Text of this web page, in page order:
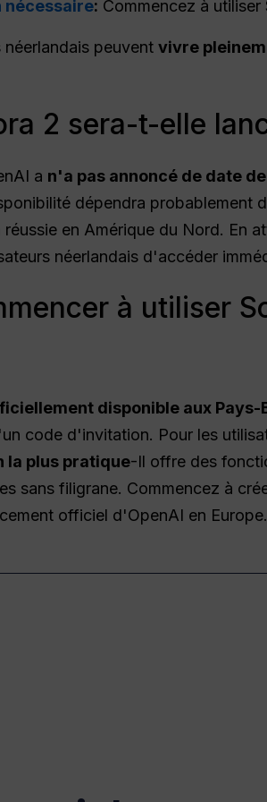
nécessaire: Commencez à
peuvent vivre
2 sera-t-elle
a n'a pas annoncé de date
dépendra probablement
réussie en Amérique du Nord. En
néerlandais d'accéder
à utiliser
disponible aux Pays-
code d'invitation. Pour les
la plus pratique-Il offre des
sans filigrane. Commencez à
officiel d'OpenAI en Europe.